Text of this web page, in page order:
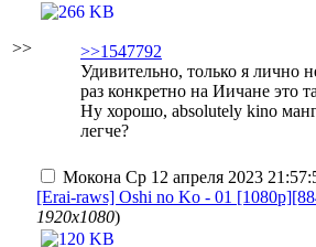
>>
>>1547792
Удивительно, только я лично
раз конкретно на Иичане это
Ну хорошо, absolutely kino
легче?
Мокона Ср 12 апреля 2023
[Erai-raws] Oshi no Ko - 01
1920x1080)